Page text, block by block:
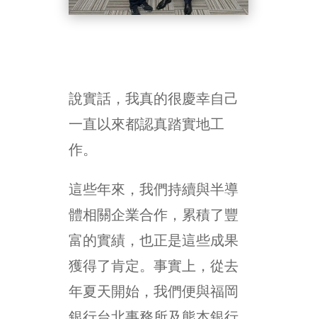
說實話，我真的很慶幸自己
一直以來都認真踏實地工
作。
這些年來，我們持續與半導
體相關企業合作，累積了豐
富的實績，也正是這些成果
獲得了肯定。事實上，從去
年夏天開始，我們便與福岡